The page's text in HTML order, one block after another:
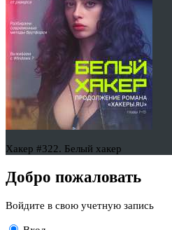
Хакер #322. Белый хакер
Добро пожаловать
Войдите в свою учетную запись